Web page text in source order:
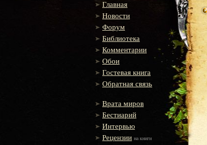
Главная
Новости
Форум
Библиотека
Комментарии
Обои
Гостевая книга
Обратная связь
Врата миров
Бестиарий
Интервью
Рецензии на книги